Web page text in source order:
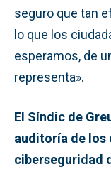
seguro que tan
lo que los
esperamos, de
representa».
El Síndic de
auditoría de los
ciberseguridad